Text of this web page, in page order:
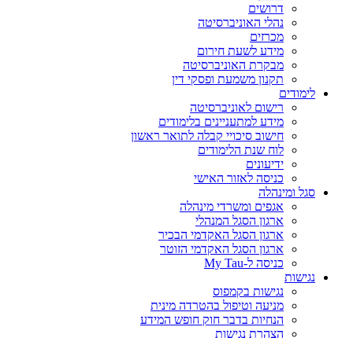
דרושים
נהלי האוניברסיטה
מכרזים
מידע לשעת חירום
מבקרת האוניברסיטה
תקנון משמעת ופסקי דין
לימודים
רישום לאוניברסיטה
מידע למתעניינים בלימודים
חישוב סיכויי קבלה לתואר ראשון
לוח שנת הלימודים
ידיעונים
כניסה לאזור האישי
סגל ומינהלה
אגפים ומשרדי מינהלה
ארגון הסגל המנהלי
ארגון הסגל האקדמי הבכיר
ארגון הסגל האקדמי הזוטר
כניסה ל-My Tau
נגישות
נגישות בקמפוס
מניעה וטיפול בהטרדה מינית
הנחיות בדבר חוק חופש המידע
הצהרת נגישות